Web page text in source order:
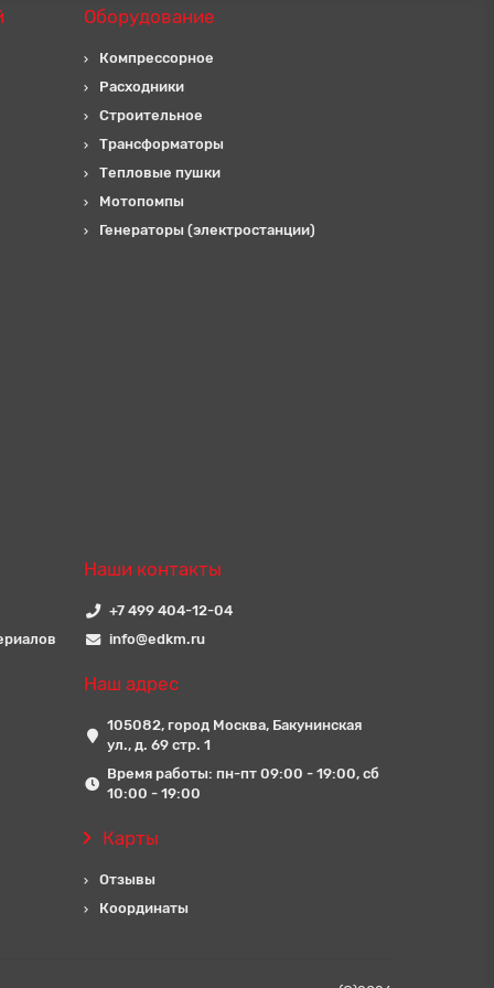
Оборудование
Компрессорное
Расходники
Строительное
Трансформаторы
Тепловые пушки
Мотопомпы
Генераторы (электростанции)
Наши контакты
+7 499 404-12-04
info@edkm.ru
Наш адрес
105082, город Москва, Бакунинская
ул., д. 69 стр. 1
Время работы: пн-пт 09:00 - 19:00, сб
10:00 - 19:00
Карты
Отзывы
Координаты